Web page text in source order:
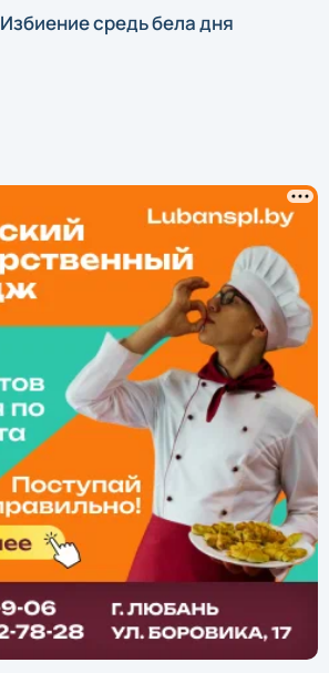
Избиение средь бела дня